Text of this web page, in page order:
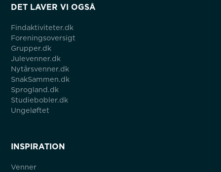
DET LAVER VI OGSÅ
Findaktiviteter.dk
Foreningsoversigt
Grupper.dk
Julevenner.dk
Nytårsvenner.dk
SnakSammen.dk
Sprogland.dk
Studiebobler.dk
Ungeløftet
INSPIRATION
Venner